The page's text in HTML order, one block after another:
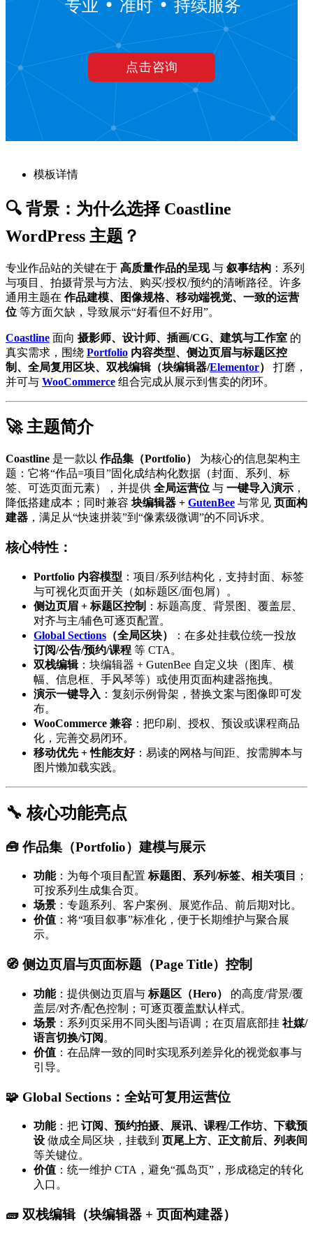
模板详情
🔍 背景：为什么选择 Coastline
WordPress 主题？
专业作品站的关键在于 高质量作品的呈现与 叙事结构 ：系列
与项目、拍摄背景与方法、购买/授权/预约的清晰路径。许多
通用主题在 作品建模、图像规格、移动端视觉、一致的运营
位 等方面欠缺，导致展示“好看但不好用”。
Coastline 面向 摄影师、设计师、插画/CG、建筑与工作室 的
真实需求，围绕 Portfolio 内容类型、侧边页眉与标题区控
制、全局复用区块、双栈编辑（块编辑器/Elementor）
打磨，
并可与 WooCommerce 组合完成从展示到售卖的闭环。
🚀 主题简介
Coastline 是一款以 作品集（Portfolio）
为核心的信息架构主
题：它将“作品=项目”固化成结构化数据（封面、系列、标
签、可选页面元素），并提供 全局运营位 与 一键导入演示 ，
降低搭建成本；同时兼容 块编辑器 + GutenBee 与常见 页面构
建器 ，满足从“快速拼装”到“像素级微调”的不同诉求。
核心特性：
Portfolio 内容模型 ：项目/系列结构化，支持封面、标签
与可视化页面开关（如标题区/面包屑）。
侧边页眉 + 标题区控制 ：标题高度、背景图、覆盖层、
对齐与主/辅色可逐页配置。
Global Sections （全局区块）
：在多处挂载位统一投放
订阅/公告/预约/课程 等 CTA。
双栈编辑：块编辑器 + GutenBee 自定义块（图库、横
幅、信息框、手风琴等）或使用页面构建器拖拽。
演示一键导入 ：复刻示例骨架，替换文案与图像即可发
布。
WooCommerce 兼容 ：把印刷、授权、预设或课程商品
化，完善交易闭环。
移动优先 + 性能友好：易读的网格与间距、按需脚本与
图片懒加载实践。
🔧 核心功能亮点
🧰 作品集（Portfolio）建模与展示
功能：为每个项目配置 标题图、系列/标签、相关项目
；
可按系列生成集合页。
场景 ：专题系列、客户案例、展览作品、前后期对比。
价值 ：将“项目叙事”标准化，便于长期维护与聚合展
示。
🧭 侧边页眉与页面标题（Page Title）控制
功能：提供侧边页眉与 标题区（Hero）
的高度/背景/覆
盖层/对齐/配色控制；可逐页覆盖默认样式。
场景 ：系列页采用不同头图与语调；在页眉底部挂 社媒/
语言切换/订阅 。
价值 ：在品牌一致的同时实现系列差异化的视觉叙事与
引导。
🧩 Global Sections：全站可复用运营位
功能：把 订阅、预约拍摄、展讯、课程/工作坊、下载预
设 做成全局区块，挂载到 页尾上方、正文前后、列表间
等关键位。
价值 ：统一维护 CTA，避免“孤岛页”，形成稳定的转化
入口。
🧱 双栈编辑（块编辑器 + 页面构建器）